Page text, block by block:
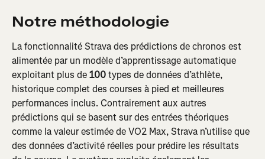
Notre méthodologie
La fonctionnalité Strava des prédictions de chronos est
alimentée par un modèle d’apprentissage automatique
exploitant plus de 100 types de données d’athlète,
historique complet des courses à pied et meilleures
performances inclus. Contrairement aux autres
prédictions qui se basent sur des entrées théoriques
comme la valeur estimée de VO2 Max, Strava n’utilise que
des données d’activité réelles pour prédire les résultats